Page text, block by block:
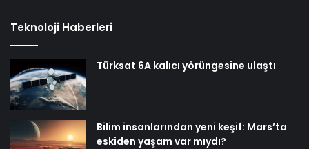
Teknoloji Haberleri
Türksat 6A kalıcı yörüngesine ulaştı
Bilim insanlarından yeni keşif: Mars’ta
eskiden yaşam var mıydı?